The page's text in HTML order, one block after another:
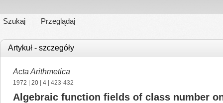
Szukaj Przeglądaj
Artykuł - szczegóły
Acta Arithmetica
1972 20 4 | 423-432
Algebraic function fields of class number